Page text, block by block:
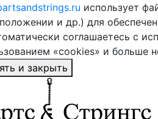
использует
и др.) для
соглашаетесь с
«cookies» и больше
и закрыть